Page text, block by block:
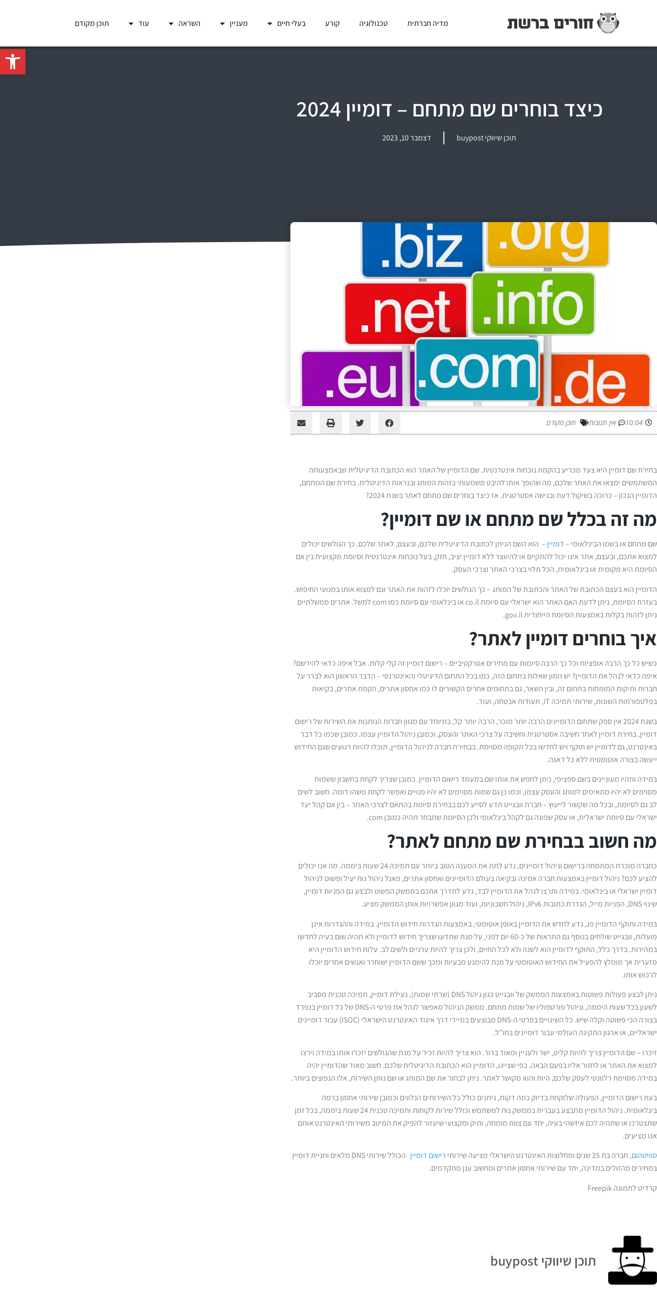
פתח
מדיה חברתית טכנולוגיה קורע בעלי חיים מעניין השראה עוד תוכן מקודם
כיצד בוחרים שם מתחם – דומיין 2024
תוכן שיווקי buypost דצמבר 10, 2023
10:04 אין תגובות תוכן מקודם
בחירת שם דומיין היא צעד מכריע בהקמת נוכחות אינטרנטית. שם הדומיין של האתר הוא הכתובת הדיגיטלית שבאמצעותה
המשתמשים ימצאו את האתר שלכם, מה שהופך אותו להיבט משמעותי בזהות המותג ובנראות הדיגיטלית. בחירת שם המתחם,
הדומיין הנכון – כרוכה בשיקול דעת ובגישה אסטרטגית. אז כיצד בוחרים שם מתחם לאתר בשנת 2024?
מה זה בכלל שם מתחם או שם דומיין?
שם מתחם או בשמו הבינלאומי – דומיין – הוא השם הניתן לכתובת הדיגיטלית שלכם, ובעצם, לאתר שלכם. כך הגולשים יכולים
למצוא אתכם, ובעצם, אתר אינו יכול להתקיים או להיווצר ללא דומיין יציב, חזק, בעל נוכחות אינטרנטית וסיומת מקצועית בין אם
הסיומת היא מקומית או בינלאומית, הכל תלוי בצרכי האתר וצרכי העסק.
הדומיין הוא בעצם הכתובת של האתר והכתובת של המותג – כך הגולשים יוכלו לזהות את האתר וגם למצוא אותו במנועי החיפוש.
בעזרת הסיומת, ניתן לדעת האם האתר הוא ישראלי עם סיומת co.il או בינלאומי עם סיומת כמו com למשל. אתרים ממשלתיים
ניתן לזהות בקלות באמצעות הסיומת הייחודית gov.il.
איך בוחרים דומיין לאתר?
כשיש כל כך הרבה אופציות וכל כך הרבה סיומות עם מחירים אטרקטיביים – רישום דומיין זה קלי קלות. אבל איפה כדאי להירשם?
איפה כדאי לנהל את הדומיין? יש המון שאלות בתחום הזה, כמו בכל התחום הדיגיטלי והאינטרנטי – הדבר הראשון הוא לברר על
חברות ותיקות המומחות בתחום זה, ובין השאר, גם בתחומים אחרים הקשורים לו כמו אחסון אתרים, הקמת אתרים, בקיאות
בפלטפורמות השונות, שירותי תמיכה IT, תעודות אבטחה, ועוד.
בשנת 2024 אין ספק שתחום הדומיינים הרבה יותר מוכר, הרבה יותר קל, במיוחד עם מגוון חברות הנותנות את השירות של רישום
דומיין, בחירת דומיין לאחר חשיבה אסטרטגית וחשיבה על צרכי האתר והעסק, וכמובן ניהול הדומיין עצמו. כמובן שכמו כל דבר
באינטרנט, גם לדומיין יש תוקף ויש לחדשו בכל תקופה מסוימת. בבחירת חברה לניהול הדומיין, תוכלו להיות רגועים שגם החידוש
ייעשה בצורה אוטומטית ללא כל דאגה.
במידה ותהיו מעוניינים בשם ספציפי, ניתן לחפש את אותו שם במעמד רישום הדומיין. כמובן שצריך לקחת בחשבון ששמות
מסוימים לא יהיו מתאימים למותג והעסק עצמו, וכמו כן גם שמות מסוימים לא יהיו פנויים ואפשר לקחת משהו דומה. חשוב לשים
לב גם לסיומת, ובכל מה שקשור לייעוץ – חברת וובגייט תדע לסייע לכם בבחירת סיומת בהתאם לצרכי האתר – בין אם קהל יעד
ישראלי עם סיומת ישראלית, או עסק שפונה גם לקהל בינלאומי ולכן הסיומת שתבחר תהיה כמובן com.
מה חשוב בבחירת שם מתחם לאתר?
כחברה מוכרת המתמחה ברישום וניהול דומיינים, נדע לתת את המענה הטוב ביותר עם תמיכה 24 שעות ביממה. מה אנו יכולים
להציע לכם? ניהול דומיין באמצעות חברה אמינה ובקיאה בעולם הדומיינים ואחסון אתרים, פאנל ניהול נוח יעיל ופשוט לניהול
דומיין ישראלי או בינלאומי. במידה ותרצו לנהל את הדומיין לבד, נדע לתדרך אתכם בממשק הפשוט ולבצע גם הפניות דומיין,
שינוי DNS, הפניות מייל, הגדרת כתובות IPv6, ניהול חשבוניות, ועוד מגוון אפשרויות אותן הממשק מציע.
במידה ותוקף הדומיין פג, נדע לחדש את הדומיין באופן אוטומטי, באמצעות הגדרות חידוש הדומיין. במידה וההגדרות אינן
פועלות, וובגייט שולחים בנוסף גם התראות של כ-60 יום לפני, על מנת שתדעו שצריך חידוש לדומיין ולא תהיה שום בעיה לחדשו
במהירות. בדרך כלל, התוקף לדומיין הוא לשנה ולא לכל החיים, ולכן צריך להיות ערניים ולשים לב. עלות חידוש הדומיין היא
מזערית אך מומלץ להפעיל את החידוש האוטומטי על מנת להימנע מבעיות ומכך ששם הדומיין ישוחרר ואנשים אחרים יוכלו
לרכוש אותו.
ניתן לבצע פעולות פשוטות באמצעות הממשק של וובגייט כגון ניהול DNS (שרתי שמות), נעילת דומיין, תמיכה טכנית מסביב
לשעון בכל שעות היממה, וניהול פורטפוליו של שמות מתחם. ממשק הניהול מאפשר לנהל את פרטי ה-DNS של כל דומיין בנפרד
בצורה הכי פשוטה וקלה שיש. כל השינויים בפרטי ה-DNS מבוצעים במיידי דרך איגוד האינטרנט הישראלי (ISOC) עבור דומיינים
ישראליים, או ארגון התקינה העולמי עבור דומיינים בחו”ל.
זיכרו – שם הדומיין צריך להיות קליט, ישר ולעניין ומאוד ברור. הוא צריך להיות זכיר על מנת שהגולשים יזכרו אותו במידה וירצו
למצוא את האתר או לחזור אליו בפעם הבאה. כפי שציינו, הדומיין הוא הכתובת הדיגיטלית שלכם. חשוב מאוד שהדומיין יהיה
במידה מסוימת רלוונטי לעסק שלכם, היות והוא מקושר לאתר. ניתן לבחור את שם המותג או שם נותן השירות, אלו הנפוצים ביותר.
בעת רישום הדומיין, הפעולה שלוקחת בדיוק כמה דקות, ניתנים כולל כל השירותים הנלווים וכמובן שירותי אחסון ברמה
בינלאומית. ניהול הדומיין מתבצע בעברית בממשק נוח למשתמש וכולל שירות לקוחות ותמיכה טכנית 24 שעות ביממה, בכל זמן
שתצטרכו או שתהיה לכם איזשהי בעיה, יחד עם צוות מומחה, ותיק ומקצועי שיעזור להפיק את המיטב משירותי האינטרנט אותם
אנו מציעים.
סוויטהום, חברה בת 25 שנים ומחלוצות האינטרנט הישראלי מציעה שירותי רישום דומיין
הכולל שירותי DNS מלאים וחניית דומיין
במחירים מהזולים במדינה, יחד עם שירותי אחסון אתרים ומחשוב ענן מתקדמים.
קרדיט לתמונה Freepik
תוכן שיווקי buypost